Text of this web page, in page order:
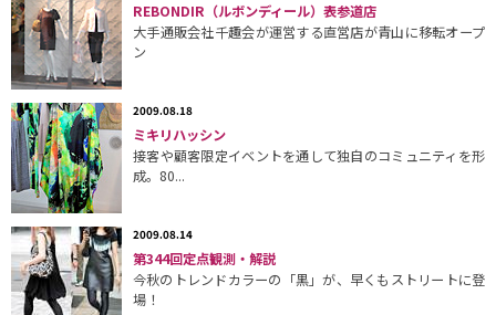
REBONDIR（ルボンディール）表参道店
大手通販会社千趣会が運営する直営店が青山に移転オープ
ン
2009.08.18
ミキリハッシン
接客や顧客限定イベントを通して独自のコミュニティを形
成。80...
2009.08.14
第344回定点観測・解説
今秋のトレンドカラーの「黒」が、早くもストリートに登
場！